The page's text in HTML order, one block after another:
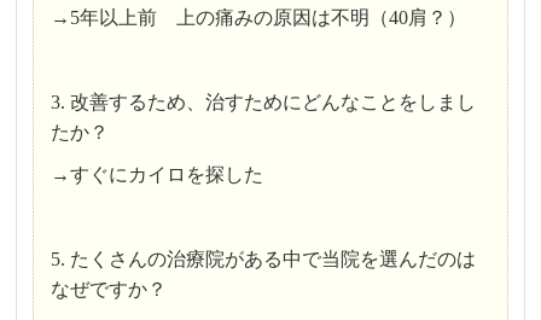
→5年以上前 上の痛みの原因は不明（40肩？）
3. 改善するため、治すためにどんなことをしまし
たか？
→すぐにカイロを探した
5. たくさんの治療院がある中で当院を選んだのは
なぜですか？